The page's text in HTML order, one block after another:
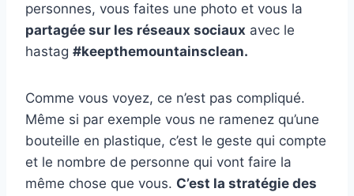
personnes, vous faites une photo et vous la
partagée sur les réseaux sociaux avec le
hastag #keepthemountainsclean.
Comme vous voyez, ce n’est pas compliqué.
Même si par exemple vous ne ramenez qu’une
bouteille en plastique, c’est le geste qui compte
et le nombre de personne qui vont faire la
même chose que vous. C’est la stratégie des